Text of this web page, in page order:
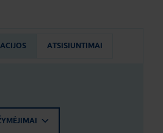
ATSISIUNTIMAI